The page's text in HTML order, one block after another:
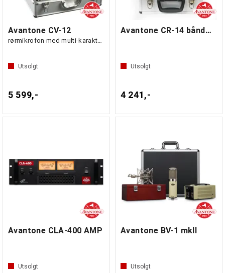
Avantone CV-12
rørmikrofon med multi-karakteristikk
Utsolgt
5 599,-
Avantone CR-14 båndmikrofon (ribbon)
Utsolgt
4 241,-
Avantone CLA-400 AMP
Utsolgt
Avantone BV-1 mkII
Utsolgt